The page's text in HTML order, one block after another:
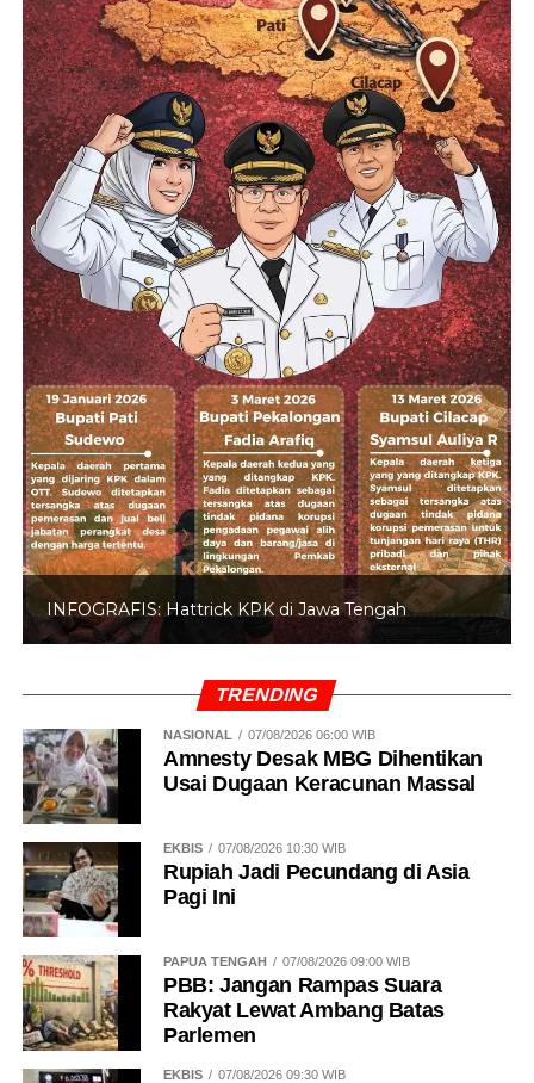
INFOGRAFIS: Hattrick KPK di Jawa Tengah
TRENDING
NASIONAL 07/08/2026 06:00 WIB
Amnesty Desak MBG Dihentikan
Usai Dugaan Keracunan Massal
EKBIS 07/08/2026 10:30 WIB
Rupiah Jadi Pecundang di Asia
Pagi Ini
PAPUA TENGAH 07/08/2026 09:00 WIB
PBB: Jangan Rampas Suara
Rakyat Lewat Ambang Batas
Parlemen
EKBIS 07/08/2026 09:30 WIB